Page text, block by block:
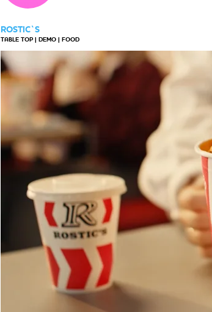
ROSTIC`S
TABLE TOP | DEMO | FOOD